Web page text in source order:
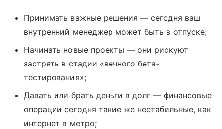
Принимать важные решения — сегодня ваш
внутренний менеджер может быть в отпуске;
Начинать новые проекты — они рискуют
застрять в стадии «вечного бета-
тестирования»;
Давать или брать деньги в долг — финансовые
операции сегодня такие же нестабильные, как
интернет в метро;